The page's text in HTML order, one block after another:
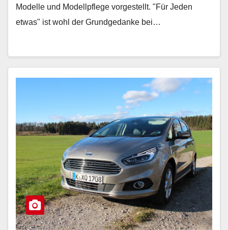
Modelle und Modellpflege vorgestellt. "Für Jeden
etwas" ist wohl der Grundgedanke bei…